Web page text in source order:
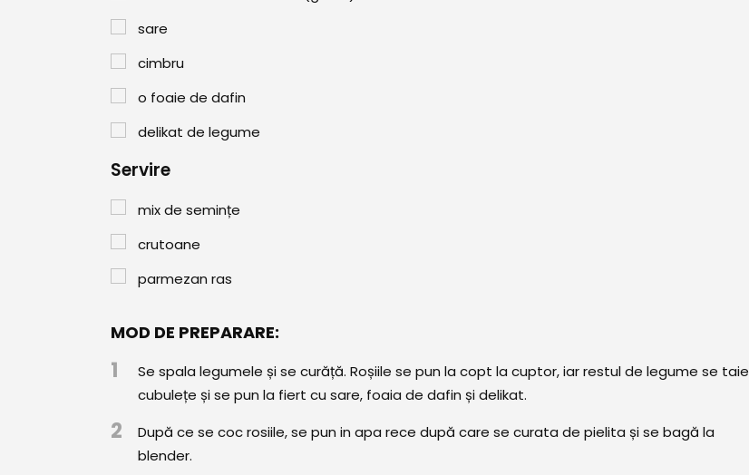
sare
cimbru
o foaie de dafin
delikat de legume
Servire
mix de semințe
crutoane
parmezan ras
MOD DE PREPARARE:
1
Se spala legumele și se curăță. Roșiile se pun la copt la cuptor, iar restul de legume se taie
cubulețe și se pun la fiert cu sare, foaia de dafin și delikat.
2
După ce se coc rosiile, se pun in apa rece după care se curata de pielita și se bagă la
blender.